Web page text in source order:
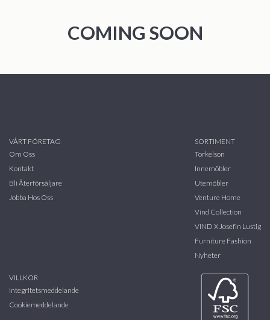
COMING SOON
VÅRT FÖRETAG
Om Oss
Kontakt
Bli Återförsäljare
Jobba Hos Oss
SORTIMENT
Torkelson
Innemöbler
Utemöbler
Venture Home
Vind Collection
VIND X Josefin Lustig
Furniture Fashion
Nyheter
VILLKOR
Integritetsmeddelande
Cookiemeddelande